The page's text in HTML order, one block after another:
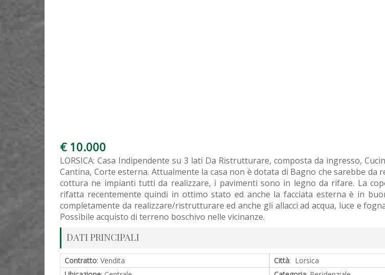
€ 10.000
LORSICA: Casa Indipendente su 3 lati Da Ristrutturare, composta da ingresso,
Cantina, Corte esterna. Attualmente la casa non è dotata di Bagno che sarebbe da
cottura ne impianti tutti da realizzare, i pavimenti sono in legno da rifare. La
rifatta recentemente quindi in ottimo stato ed anche la facciata esterna è in
completamente da realizzare/ristrutturare ed anche gli allacci ad acqua, luce e
Possibile acquisto di terreno boschivo nelle vicinanze.
DATI PRINCIPALI
Contratto: Vendita Città: Lorsica